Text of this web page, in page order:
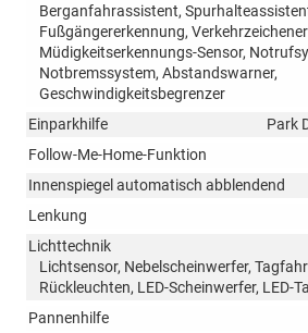
Berganfahrassistent,
Fußgängererkennung,
Müdigkeitserkennungs-Sensor,
Notbremssystem, Abstandswarner,
Geschwindigkeitsbegrenzer
Einparkhilfe
Park
Follow-Me-Home-Funktion
Innenspiegel automatisch abblendend
Lenkung
Lichttechnik
Lichtsensor, Nebelscheinwerfer,
Rückleuchten, LED-Scheinwerfer, LED-
Pannenhilfe